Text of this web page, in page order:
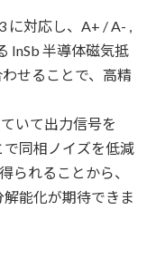
に対応し、A+ / A- ,
InSb 半導体磁気抵
せることで、高精
いて出力信号を
で同相ノイズを低減
られることから、
能化が期待できま